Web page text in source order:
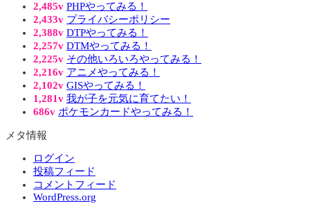
2,485v PHPやってみる！
2,433v プライバシーポリシー
2,388v DTPやってみる！
2,257v DTMやってみる！
2,225v その他いろいろやってみる！
2,216v アニメやってみる！
2,102v GISやってみる！
1,281v 我が子を元気に育てたい！
686v ポケモンカードやってみる！
メタ情報
ログイン
投稿フィード
コメントフィード
WordPress.org